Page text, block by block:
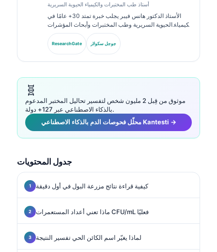
أستاذ طب المختبرات والكيمياء الحيوية السريرية
الأستاذ الدكتور هانس فيبر يجلب خبرة تمتد 30+ عامًا في
الكيمياء الحيوية السريرية وطب المختبرات وأبحاث المؤشرات
الحيوية. بصفته الرئيس السابق للجمعية الألمانية للكيمياء
السريرية، يتخصص في تحليل لوحات التشخيص، وتوحيد
المؤشرات الحيوية، والطب المخبري المدعوم بالذكاء
ResearchGate جوجل سكولار
🧬
موثوق من قِبل 2 مليون شخص لتفسير تحاليل المختبر المدعوم
بالذكاء الاصطناعي عبر 127+ دولة.
محلّل فحوصات الدم بالذكاء الاصطناعي Kantesti →
جدول المحتويات
كيفية قراءة نتائج مزرعة البول في أول دقيقة
ماذا تعني أعداد المستعمرات CFU/mL فعليًا
لماذا يغيّر اسم الكائن الحي تفسير النتيجة